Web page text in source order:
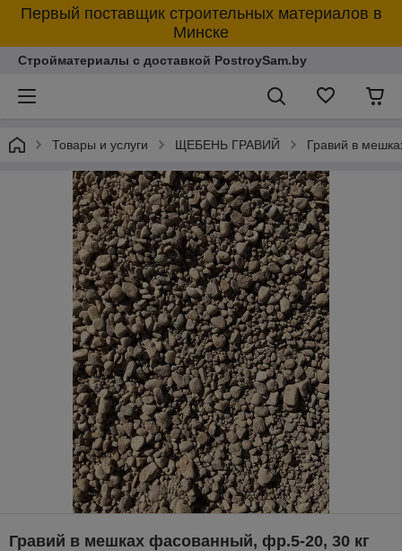
Первый поставщик строительных материалов в
Минске
Стройматериалы с доставкой PostroySam.by
Товары и услуги ЩЕБЕНЬ ГРАВИЙ Гравий в
Гравий в мешках фасованный, фр.5-20, 30 кг